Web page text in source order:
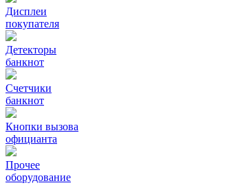
Дисплеи
покупателя
Детекторы
банкнот
Счетчики
банкнот
Кнопки вызова
официанта
Прочее
оборудование